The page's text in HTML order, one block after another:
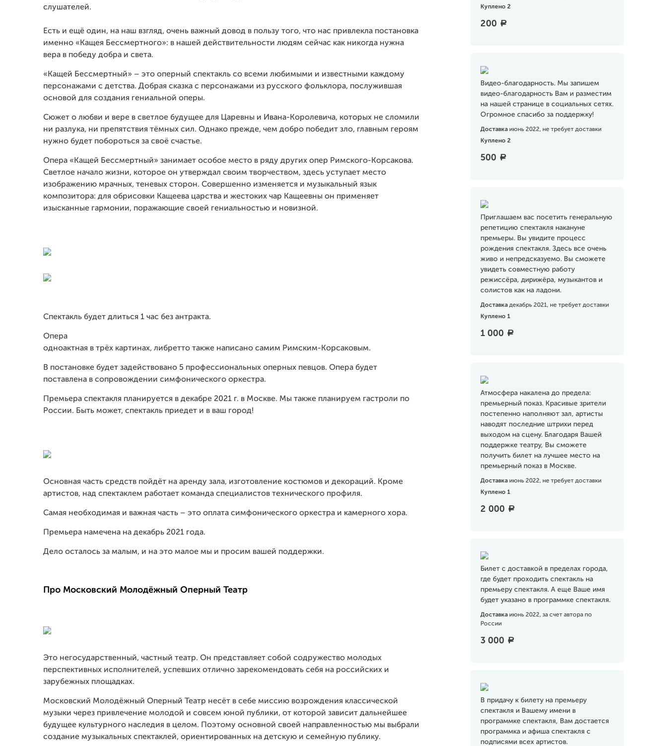
Куплено 2
200 a
Видео-благодарность. Мы запишем
видео-благодарность Вам и разместим
на нашей странице в социальных сетях.
Огромное спасибо за поддержку!
Доставка июнь 2022, не требует доставки
Куплено 2
500 a
Приглашаем вас посетить генеральную
репетицию спектакля накануне
премьеры. Вы увидите процесс
рождения спектакля. Здесь все очень
живо и непредсказуемо. Вы сможете
увидеть совместную работу
режиссёра, дирижёра, музыкантов и
солистов как на ладони.
Доставка декабрь 2021, не требует доставки
Куплено 1
1 000 a
Атмосфера накалена до предела:
премьерный показ. Красивые зрители
постепенно наполняют зал, артисты
наводят последние штрихи перед
выходом на сцену. Благодаря Вашей
поддержке театру, Вы сможете
получить билет на лучшее место на
премьерный показ в Москве.
Доставка июнь 2022, не требует доставки
Куплено 1
2 000 a
Билет с доставкой в пределах города,
где будет проходить спектакль на
премьеру спектакля. А еще Ваше имя
будет указано в программке спектакля.
Доставка июнь 2022, за счет автора по
России
3 000 a
В придачу к билету на премьеру
спектакля и Вашему имени в
программке спектакля, Вам достается
программка и афиша спектакля с
подписями всех артистов.
слушателей.
Есть и ещё один, на наш взгляд, очень важный довод в пользу того, что нас привлекла постановка
именно «Кащея Бессмертного»: в нашей действительности людям сейчас как никогда нужна
вера в победу добра и света.
«Кащей Бессмертный» – это оперный спектакль со всеми любимыми и известными каждому
персонажами с детства. Добрая сказка с персонажами из русского фольклора, послужившая
основой для создания гениальной оперы.
Сюжет о любви и вере в светлое будущее для Царевны и Ивана-Королевича, которых не сломили
ни разлука, ни препятствия тёмных сил. Однако прежде, чем добро победит зло, главным героям
нужно будет побороться за своё счастье.
Опера «Кащей Бессмертный» занимает особое место в ряду других опер Римского-Корсакова.
Светлое начало жизни, которое он утверждал своим творчеством, здесь уступает место
изображению мрачных, теневых сторон. Совершенно изменяется и музыкальный язык
композитора: для обрисовки Кащеева царства и жестоких чар Кащеевны он применяет
изысканные гармонии, поражающие своей гениальностью и новизной.
Спектакль будет длиться 1 час без антракта.
Опера
одноактная в трёх картинах, либретто также написано самим Римским-Корсаковым.
В постановке будет задействовано 5 профессиональных оперных певцов. Опера будет
поставлена в сопровождении симфонического оркестра.
Премьера спектакля планируется в декабре 2021 г. в Москве. Мы также планируем гастроли по
России. Быть может, спектакль приедет и в ваш город!
Основная часть средств пойдёт на аренду зала, изготовление костюмов и декораций. Кроме
артистов, над спектаклем работает команда специалистов технического профиля.
Самая необходимая и важная часть – это оплата симфонического оркестра и камерного хора.
Премьера намечена на декабрь 2021 года.
Дело осталось за малым, и на это малое мы и просим вашей поддержки.
Про Московский Молодёжный Оперный Театр
Это негосударственный, частный театр. Он представляет собой содружество молодых
перспективных исполнителей, успевших отлично зарекомендовать себя на российских и
зарубежных площадках.
Московский Молодёжный Оперный Театр несёт в себе миссию возрождения классической
музыки через привлечение молодой и совсем юной публики, от которой зависит дальнейшее
будущее культурного наследия в целом. Поэтому основной своей направленностью мы выбрали
создание музыкальных спектаклей, ориентированных на детскую и семейную публику.